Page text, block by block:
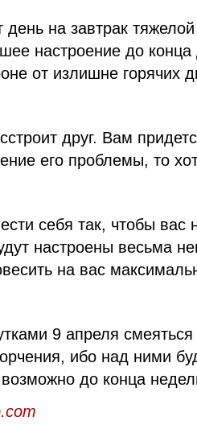
день на завтрак
настроение до
от излишне горячих
друг. Вам
его проблемы, то
себя так, чтобы вас
настроены весьма
на вас
9 апреля
ибо над ними
до конца